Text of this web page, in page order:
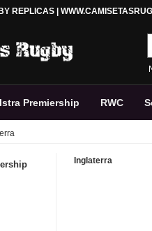
REPLICAS |
Premiership RWC
Inglaterra